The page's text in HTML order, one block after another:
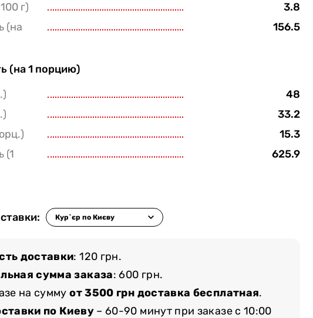
г)
3.8
(на
156.5
(на 1 порцию)
48
33.2
15.3
(1
625.9
доставки: 120 грн.
сумма заказа: 600 грн.
на суммуот 3500 грн доставка бесплатная.
по Киеву– 60-90 минут при заказе с 10:00